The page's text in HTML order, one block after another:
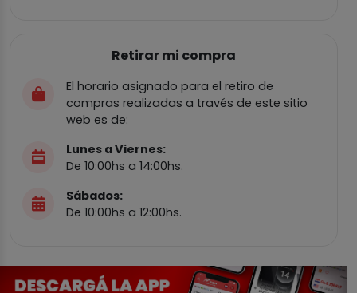
Retirar mi compra
El horario asignado para el retiro de
compras realizadas a través de este sitio
web es de:
Lunes a Viernes:
De 10:00hs a 14:00hs.
Sábados:
De 10:00hs a 12:00hs.